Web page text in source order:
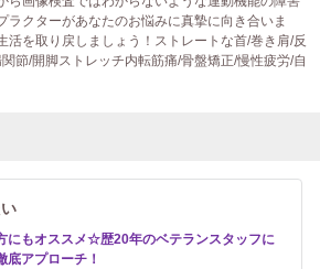
ラクターがあなたのお悩みに真摯に向き合いま
活を取り戻しましょう！ストレートな首/巻き肩/反
節/開脚ストレッチ内転筋痛/骨盤矯正/慢性疲労/自
にもオススメ☆歴20年のベテランスタッフに
底アプローチ！